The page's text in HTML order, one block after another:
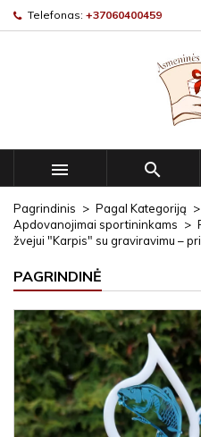
Telefonas: +37060400459
 
Pagrindinis Pagal Kategoriją
Apdovanojimai sportininkams
žvejui "Karpis" su graviravimu –
PAGRINDINĖ